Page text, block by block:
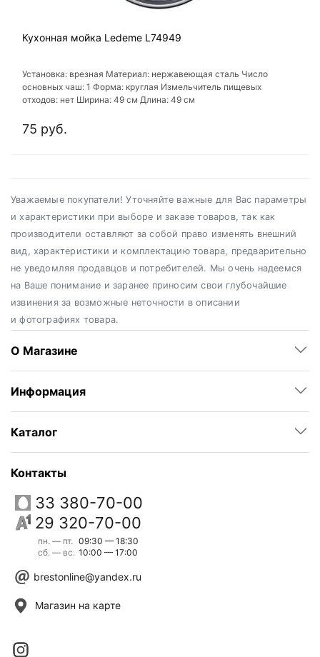
Кухонная мойка Ledeme L74949
Установка: врезная Материал: нержавеющая сталь Число
основных чаш: 1 Форма: круглая Измельчитель пищевых
отходов: нет Ширина: 49 см Длина: 49 см
75 руб.
Уважаемые покупатели! Уточняйте важные для Вас параметры
и характеристики при выборе и заказе товаров, так как
производители оставляют за собой право изменять внешний
вид, характеристики и комплектацию товара, предварительно
не уведомляя продавцов и потребителей. Мы очень надеемся
на Ваше понимание и заранее приносим свои глубочайшие
извинения за возможные неточности в описании
и фотографиях товара.
О Магазине
Информация
Каталог
Контакты
33 380-70-00
29 320-70-00
пн. — пт.
сб. — вс.
09:30 — 18:30
10:00 — 17:00
brestonline@yandex.ru
Магазин на карте